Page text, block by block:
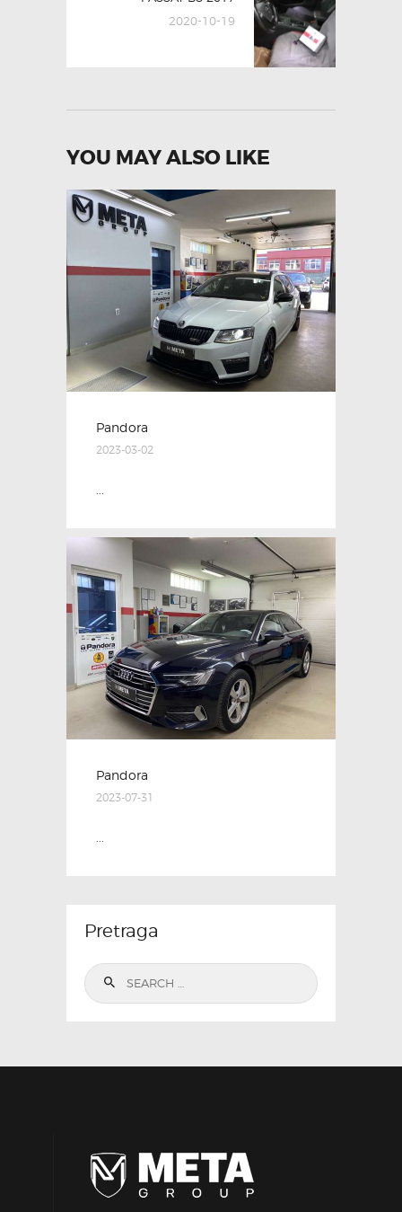
post:
2020-10-19
YOU MAY ALSO LIKE
Pandora
2023-03-02
...
Pandora
2023-07-31
...
Pretraga
Search
for: